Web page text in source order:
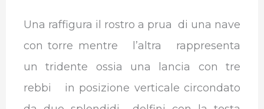
Una raffigura il rostro a prua di una nave
con torre mentre l’altra rappresenta
un tridente ossia una lancia con tre
rebbi in posizione verticale circondato